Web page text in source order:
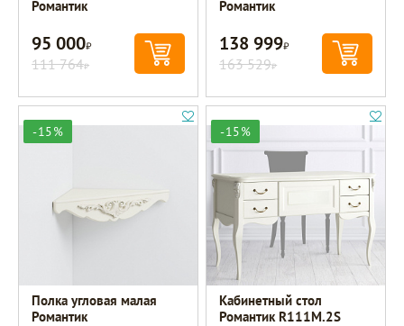
Романтик
95 000Р
111 764Р
Романтик
138 999Р
163 529Р
-15%
Полка угловая малая
Романтик
-15%
Кабинетный стол
Романтик R111M.2S